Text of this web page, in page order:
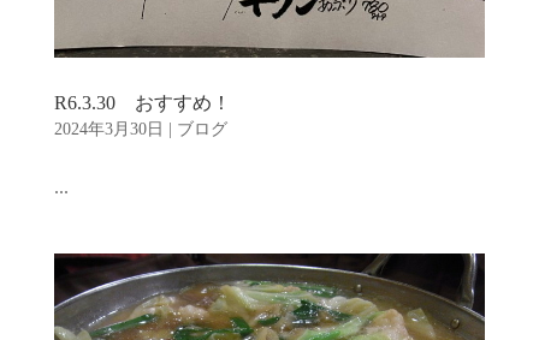
R6.3.30 おすすめ！
2024年3月30日 ブログ
...